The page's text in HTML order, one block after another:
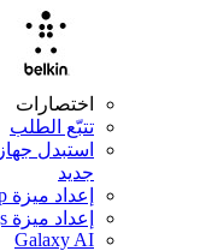
اختصارات
تتبّع الطلب
استبدل جهازك
إعداد ميزة Apple Family Setup
إعداد ميزة Samsung SmartThings
Galaxy AI